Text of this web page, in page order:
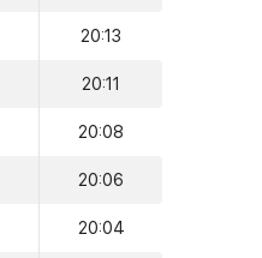
20:13
20:11
20:08
20:06
20:04